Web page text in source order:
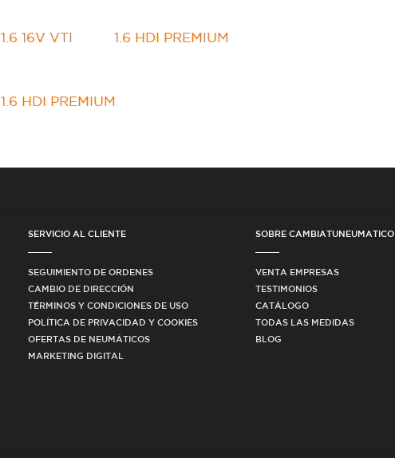
1.6 16V VTI 1.6 HDI PREMIUM
1.6 HDI PREMIUM
SERVICIO AL CLIENTE
SEGUIMIENTO DE ORDENES
CAMBIO DE DIRECCIÓN
TÉRMINOS Y CONDICIONES DE USO
POLÍTICA DE PRIVACIDAD Y COOKIES
OFERTAS DE NEUMÁTICOS
MARKETING DIGITAL
SOBRE CAMBIATUNEUMATICO
VENTA EMPRESAS
TESTIMONIOS
CATÁLOGO
TODAS LAS MEDIDAS
BLOG